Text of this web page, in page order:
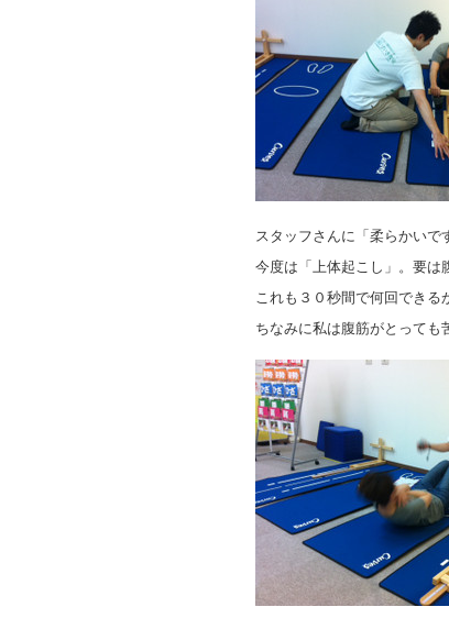
スタッフさんに「柔らかい
今度は「上体起こし」。要は
これも３０秒間で何回できる
ちなみに私は腹筋がとっても